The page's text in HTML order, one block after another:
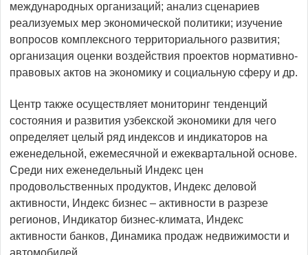
международных организаций; анализ сценариев
реализуемых мер экономической политики; изучение
вопросов комплексного территориального развития;
организация оценки воздействия проектов нормативно-
правовых актов на экономику и социальную сферу и др.
Центр также осуществляет мониторинг тенденций
состояния и развития узбекской экономики для чего
определяет целый ряд индексов и индикаторов на
еженедельной, ежемесячной и ежеквартальной основе.
Среди них еженедельный Индекс цен
продовольственных продуктов, Индекс деловой
активности, Индекс бизнес – активности в разрезе
регионов, Индикатор бизнес-климата, Индекс
активности банков, Динамика продаж недвижимости и
автомобилей.